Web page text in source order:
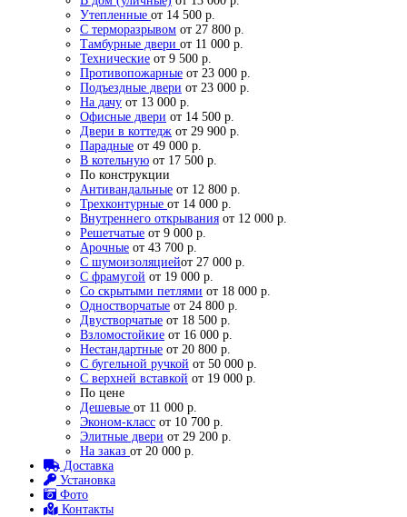
Утепленные от 14 500 р.
С терморазрывом от 27 800 р.
Тамбурные двери от 11 000 р.
Технические от 9 500 р.
Противопожарные от 23 000 р.
Подъездные двери от 23 000 р.
На дачу от 13 000 р.
Офисные двери от 14 500 р.
Двери в коттедж от 29 900 р.
Парадные от 49 000 р.
В котельную от 17 500 р.
По конструкции
Антивандальные от 12 800 р.
Трехконтурные от 14 000 р.
Внутреннего открывания от 12 000 р.
Решетчатые от 9 000 р.
Арочные от 43 700 р.
С шумоизоляциейот 27 000 р.
С фрамугой от 19 000 р.
Со скрытыми петлями от 18 000 р.
Одностворчатые от 24 800 р.
Двустворчатые от 18 500 р.
Взломостойкие от 16 000 р.
Нестандартные от 20 800 р.
С бугельной ручкой от 50 000 р.
С верхней вставкой от 19 000 р.
По цене
Дешевые от 11 000 р.
Эконом-класс от 10 700 р.
Элитные двери от 29 200 р.
На заказ от 20 000 р.
Доставка
Установка
Фото
Контакты